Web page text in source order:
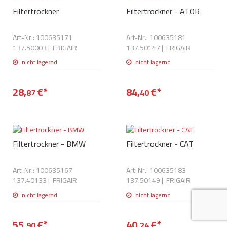
Lecksuchtechnik
Spülung/Reinigung
Werkzeuge & kleine
Fittinge/
Klimaanlage
Kühlung
Elektrik
Kupplung/-anbauteile
Wischerblätter
Weitere Kategorien
Stecker für
Ersatzeile/Einzelteile
AdBlue
Reiniger/
Schläuche
ANMELDEN
REGISTRIEREN
MERKZETTEL
zum B2B Shop
für Werkstattkunden
Filtertrockner
Art-Nr.: 100635171
137.50003| FRIGAIR
nicht lagernd
28,87€*
Filtertrockner - ATOR
Art-Nr.: 100635181
137.50147| FRIGAIR
nicht lagernd
84,40€*
Filtertrockner - BMW
Art-Nr.: 100635167
137.40133| FRIGAIR
nicht lagernd
Filtertrockner - CAT
Art-Nr.: 100635183
137.50149| FRIGAIR
nicht lagernd